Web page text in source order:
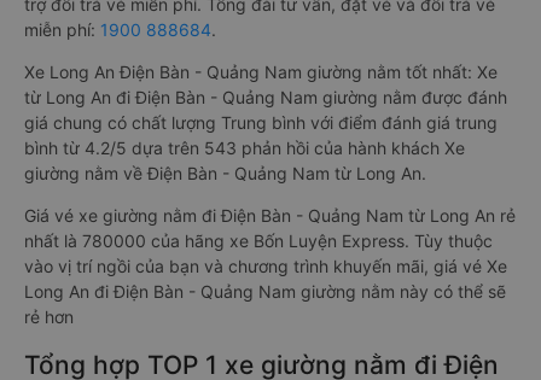
trợ đổi trả vé miễn phí. Tổng đài tư vấn, đặt vé và đổi trả vé
miễn phí: 1900 888684.
Xe Long An Điện Bàn - Quảng Nam giường nằm tốt nhất: Xe
từ Long An đi Điện Bàn - Quảng Nam giường nằm được đánh
giá chung có chất lượng Trung bình với điểm đánh giá trung
bình từ 4.2/5 dựa trên 543 phản hồi của hành khách Xe
giường nằm về Điện Bàn - Quảng Nam từ Long An.
Giá vé xe giường nằm đi Điện Bàn - Quảng Nam từ Long An rẻ
nhất là 780000 của hãng xe Bốn Luyện Express. Tùy thuộc
vào vị trí ngồi của bạn và chương trình khuyến mãi, giá vé Xe
Long An đi Điện Bàn - Quảng Nam giường nằm này có thể sẽ
rẻ hơn
Tổng hợp TOP 1 xe giường nằm đi Điện